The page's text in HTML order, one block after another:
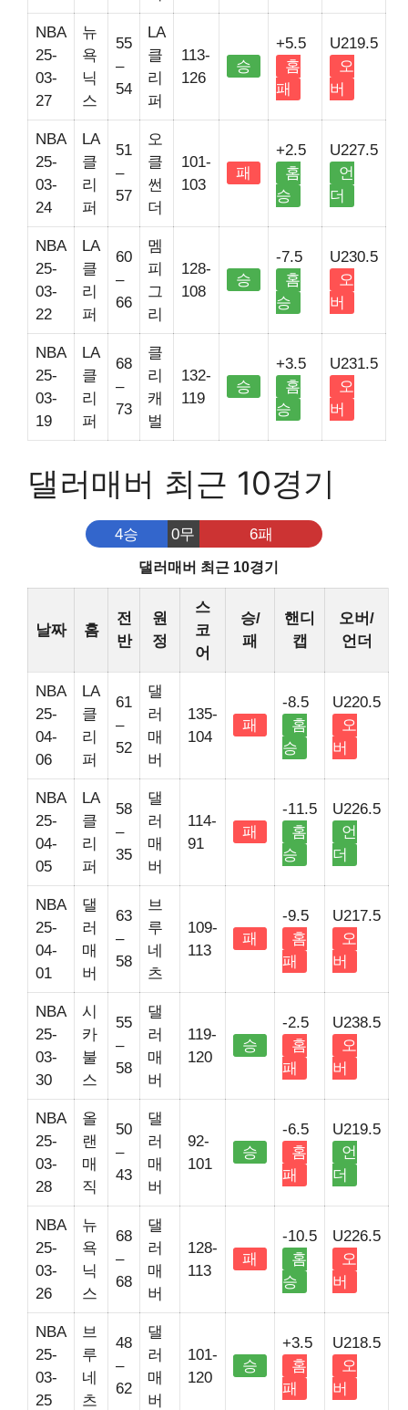
NBA
25-
03-
27
뉴
욕
닉
스
55
–
54
LA
클
리
퍼
113-
126
승
+5.5
홈
패
U219.5
오
버
NBA
25-
03-
24
LA
클
리
퍼
51
–
57
오
클
썬
더
101-
103
패
+2.5
홈
승
U227.5
언
더
NBA
25-
03-
22
LA
클
리
퍼
60
–
66
멤
피
그
리
128-
108
승
-7.5
홈
승
U230.5
오
버
NBA
25-
03-
19
LA
클
리
퍼
68
–
73
클
리
캐
벌
132-
119
승
+3.5
홈
승
U231.5
오
버
댈러매버 최근 10경기
4승 0무 6패
댈러매버 최근 10경기
날짜 홈
전
반
원
정
스
코
어
승/
패
핸디
캡
오버/
언더
NBA
25-
04-
06
LA
클
리
퍼
61
–
52
댈
러
매
버
135-
104
패
-8.5
홈
승
U220.5
오
버
NBA
25-
04-
05
LA
클
리
퍼
58
–
35
댈
러
매
버
114-
91
패
-11.5
홈
승
U226.5
언
더
NBA
25-
04-
01
댈
러
매
버
63
–
58
브
루
네
츠
109-
113
패
-9.5
홈
패
U217.5
오
버
NBA
25-
03-
30
시
카
불
스
55
–
58
댈
러
매
버
119-
120
승
-2.5
홈
패
U238.5
오
버
NBA
25-
03-
28
올
랜
매
직
50
–
43
댈
러
매
버
92-
101
승
-6.5
홈
패
U219.5
언
더
NBA
25-
03-
26
뉴
욕
닉
스
68
–
68
댈
러
매
버
128-
113
패
-10.5
홈
승
U226.5
오
버
NBA
25-
03-
25
브
루
네
츠
48
–
62
댈
러
매
버
101-
120
승
+3.5
홈
패
U218.5
오
버